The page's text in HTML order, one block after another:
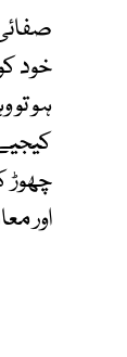
خود
ہو
چھوڑ
اور